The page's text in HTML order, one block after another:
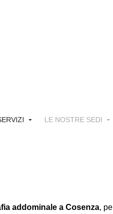
LE NOSTRE SEDI
addominale a Cosenza,